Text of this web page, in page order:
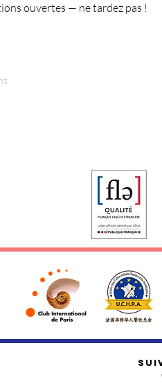
ouvertes — ne tardez pas !